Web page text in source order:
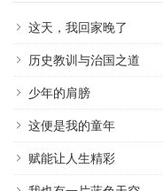
这天，我回家晚了
历史教训与治国之道
少年的肩膀
这便是我的童年
赋能让人生精彩